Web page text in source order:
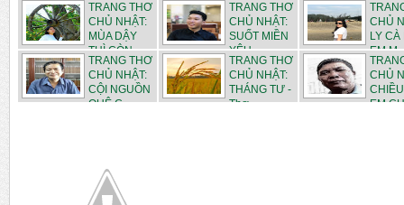
TRANG THƠ
CHỦ NHẬT:
MÙA DẬY
THÌ CÒN...
TRANG THƠ
CHỦ NHẬT:
SUỐT MIỀN
YÊU -...
CHỦ
LY CÀ
EM
TRANG THƠ
CHỦ NHẬT:
CỘI NGUỒN
QUÊ C...
TRANG THƠ
CHỦ NHẬT:
THÁNG TƯ -
Thơ ...
CHỦ
EM